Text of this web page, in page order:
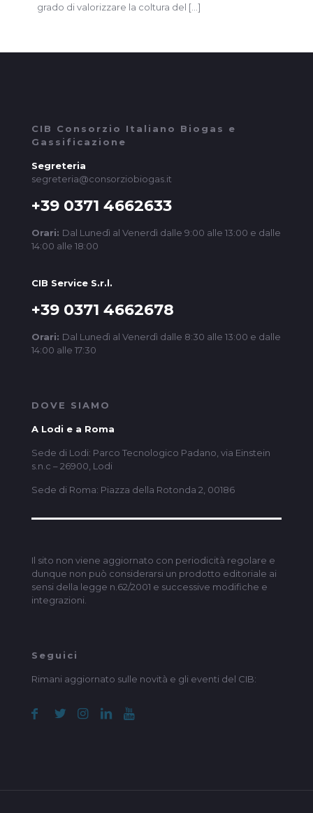
grado di valorizzare la coltura del […]
CIB Consorzio Italiano Biogas e
Gassificazione
Segreteria
segreteria@consorziobiogas.it
+39 0371 4662633
Orari: Dal Lunedì al Venerdì dalle 9:00 alle 13:00 e dalle
14:00 alle 18:00
CIB Service S.r.l.
+39 0371 4662678
Orari: Dal Lunedì al Venerdì dalle 8:30 alle 13:00 e dalle
14:00 alle 17:30
DOVE SIAMO
A Lodi e a Roma
Sede di Lodi: Parco Tecnologico Padano, via Einstein
s.n.c – 26900, Lodi
Sede di Roma: Piazza della Rotonda 2, 00186
Il sito non viene aggiornato con periodicità regolare e
dunque non può considerarsi un prodotto editoriale ai
sensi della legge n.62/2001 e successive modifiche e
integrazioni.
Seguici
Rimani aggiornato sulle novità e gli eventi del CIB: